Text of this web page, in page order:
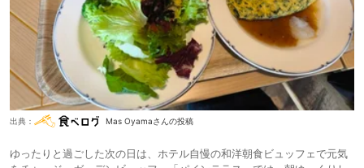
出典： Mas Oyamaさんの投稿
ゆったりと過ごした次の日は、ホテル自慢の和洋朝食ビュッフェで元気